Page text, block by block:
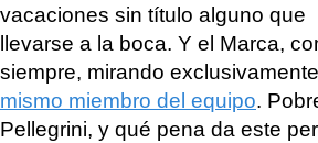
vacaciones sin título alguno que
llevarse a la boca. Y el Marca,
siempre, mirando exclusivamente
mismo miembro del equipo.
Pellegrini, y qué pena da este